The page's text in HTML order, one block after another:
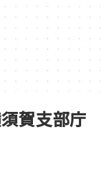
賀支部庁